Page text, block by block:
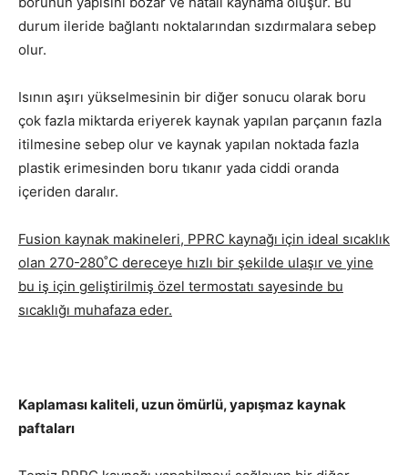
durum ileride bağlantı noktalarından sızdırmalara sebep
olur.
Isının aşırı yükselmesinin bir diğer sonucu olarak boru
çok fazla miktarda eriyerek kaynak yapılan parçanın fazla
itilmesine sebep olur ve kaynak yapılan noktada fazla
plastik erimesinden boru tıkanır yada ciddi oranda
içeriden daralır.
Fusion kaynak makineleri, PPRC kaynağı için ideal sıcaklık
olan 270-280˚C dereceye hızlı bir şekilde ulaşır ve yine
bu iş için geliştirilmiş özel termostatı sayesinde bu
sıcaklığı muhafaza eder.
Kaplaması kaliteli, uzun ömürlü, yapışmaz kaynak
paftaları